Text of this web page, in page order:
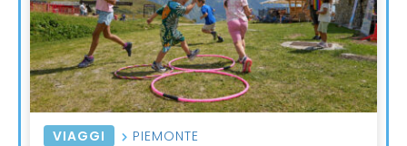
VIAGGI PIEMONTE